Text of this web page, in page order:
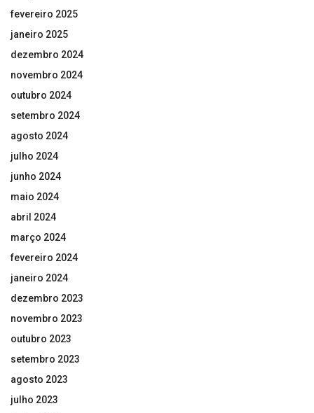
fevereiro 2025
janeiro 2025
dezembro 2024
novembro 2024
outubro 2024
setembro 2024
agosto 2024
julho 2024
junho 2024
maio 2024
abril 2024
março 2024
fevereiro 2024
janeiro 2024
dezembro 2023
novembro 2023
outubro 2023
setembro 2023
agosto 2023
julho 2023